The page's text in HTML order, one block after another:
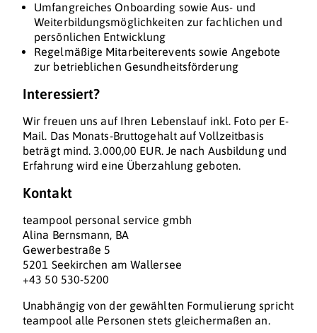
Umfangreiches Onboarding sowie Aus- und
Weiterbildungsmöglichkeiten zur fachlichen und
persönlichen Entwicklung
Regelmäßige Mitarbeiterevents sowie Angebote
zur betrieblichen Gesundheitsförderung
Interessiert?
Wir freuen uns auf Ihren Lebenslauf inkl. Foto per E-
Mail. Das Monats-Bruttogehalt auf Vollzeitbasis
beträgt mind. 3.000,00 EUR. Je nach Ausbildung und
Erfahrung wird eine Überzahlung geboten.
Kontakt
teampool personal service gmbh
Alina Bernsmann, BA
Gewerbestraße 5
5201 Seekirchen am Wallersee
+43 50 530-5200
Unabhängig von der gewählten Formulierung spricht
teampool alle Personen stets gleichermaßen an.